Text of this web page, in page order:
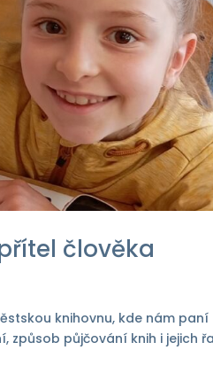
člověka
knihovnu, kde nám paní
půjčování knih i jejich